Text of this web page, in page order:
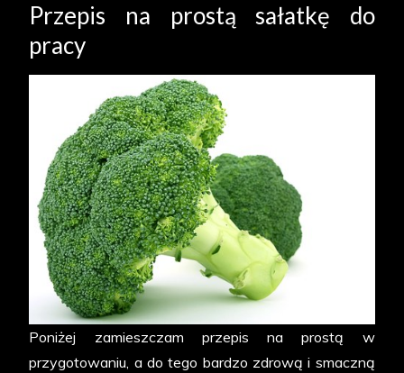
Przepis na prostą sałatkę do
pracy
Poniżej zamieszczam przepis na prostą w
przygotowaniu, a do tego bardzo zdrową i smaczną